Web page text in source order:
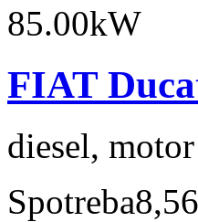
FIAT
diesel,
Spotreba